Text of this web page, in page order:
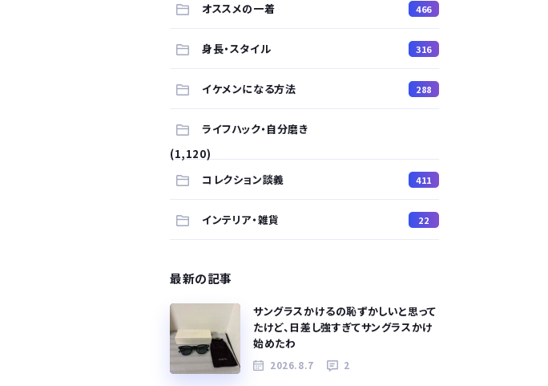
オススメの一着 466
身長・スタイル 316
イケメンになる方法 288
ライフハック・自分磨き
(1,120)
コレクション談義
411
インテリア・雑貨 22
最新の記事
サングラスかけるの恥ずかしいと思って
たけど、日差し強すぎてサングラスかけ
始めたわ
2026.8.7 2